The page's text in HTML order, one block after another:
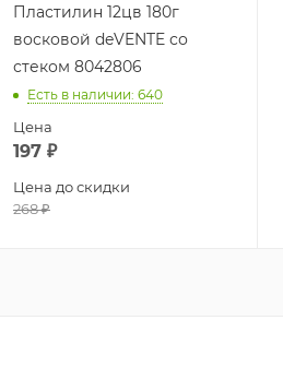
Пластилин 12цв 180г
восковой deVENTE со
стеком 8042806
Есть в наличии: 640
Цена
197 ₽
Цена до скидки
268₽